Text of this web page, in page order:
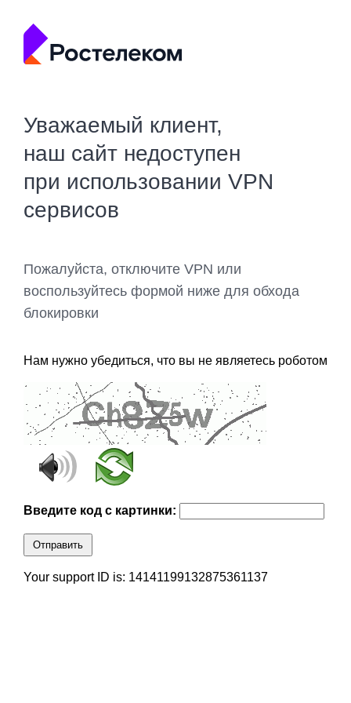
Уважаемый клиент,
наш сайт недоступен
при использовании VPN
сервисов
Пожалуйста, отключите VPN или
воспользуйтесь формой ниже для обхода
блокировки
Нам нужно убедиться, что вы не являетесь роботом
Введите код с картинки:
Отправить
Your support ID is: 14141199132875361137